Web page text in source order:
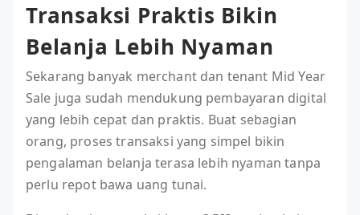
Transaksi Praktis Bikin
Belanja Lebih Nyaman
Sekarang banyak merchant dan tenant Mid Year
Sale juga sudah mendukung pembayaran digital
yang lebih cepat dan praktis. Buat sebagian
orang, proses transaksi yang simpel bikin
pengalaman belanja terasa lebih nyaman tanpa
perlu repot bawa uang tunai.